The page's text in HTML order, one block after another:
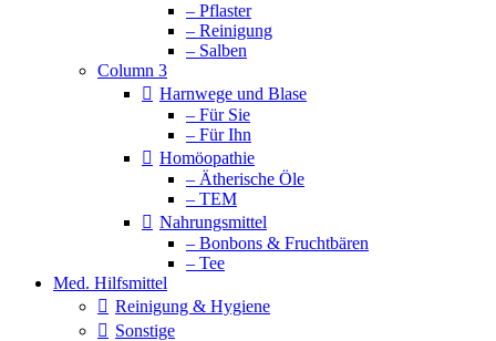
– Pflaster
– Reinigung
– Salben
Column 3
Harnwege und Blase
– Für Sie
– Für Ihn
Homöopathie
– Ätherische Öle
– TEM
Nahrungsmittel
– Bonbons & Fruchtbären
– Tee
Med. Hilfsmittel
Reinigung & Hygiene
Sonstige